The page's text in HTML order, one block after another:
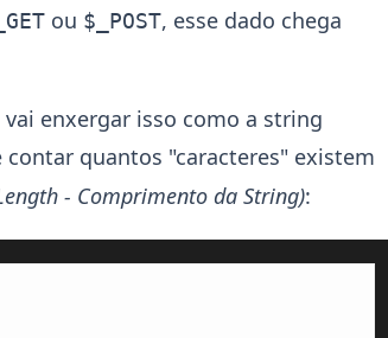
ou $_POST, esse dado chega
vai enxergar isso como a string
quantos "caracteres" existem
- Comprimento da String):